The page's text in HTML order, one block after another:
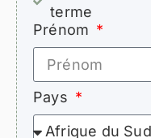
terme
Prénom
Pays